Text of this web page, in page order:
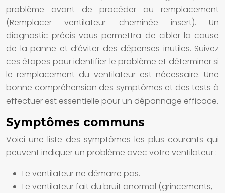
problème avant de procéder au remplacement
(Remplacer ventilateur cheminée insert). Un
diagnostic précis vous permettra de cibler la cause
de la panne et d’éviter des dépenses inutiles. Suivez
ces étapes pour identifier le problème et déterminer si
le remplacement du ventilateur est nécessaire. Une
bonne compréhension des symptômes et des tests à
effectuer est essentielle pour un dépannage efficace.
Symptômes communs
Voici une liste des symptômes les plus courants qui
peuvent indiquer un problème avec votre ventilateur :
Le ventilateur ne démarre pas.
Le ventilateur fait du bruit anormal (grincements,